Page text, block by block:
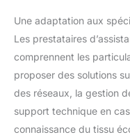
Une adaptation aux
Les prestataires
comprennent les
proposer des solutions
des réseaux, la gestion
support technique en
connaissance du tissu